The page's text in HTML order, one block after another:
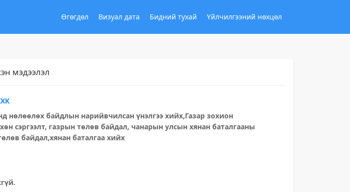
Өгөгдөл Визуал дата Бидний тухай Үйлчилгээний нөхцөл
мэдээлэл
нөлөөлөх байдлын нарийвчилсан үнэлгээ хийх,Газар зохион
сэргээлт, газрын төлөв байдал, чанарын улсын хянан баталгааны
байдал,хянан баталгаа хийх